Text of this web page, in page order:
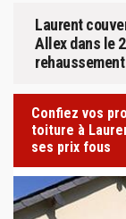
Laurent
Allex dans le
Confiez vos
toiture à
ses prix fous